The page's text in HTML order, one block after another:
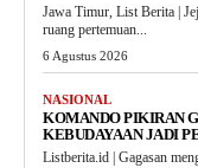
Jawa Timur, List Berita |
ruang pertemuan...
6 Agustus 2026
NASIONAL
KOMANDO PIKIRAN
KEBUDAYAAN JADI
Listberita.id | Gagasan